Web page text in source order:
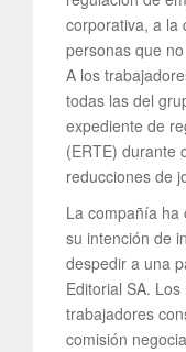
corporativa, a la
personas que
A los
todas las del
expediente de
(ERTE) durante
reducciones de
La compañía ha
su intención de
despedir a una
Editorial SA.
trabajadores
comisión